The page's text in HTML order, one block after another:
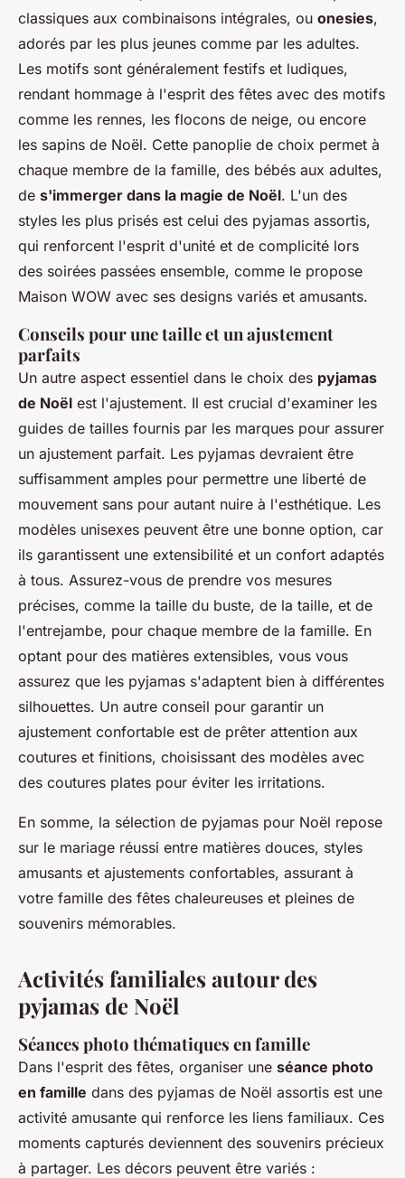
classiques aux combinaisons intégrales, ou onesies,
adorés par les plus jeunes comme par les adultes.
Les motifs sont généralement festifs et ludiques,
rendant hommage à l'esprit des fêtes avec des motifs
comme les rennes, les flocons de neige, ou encore
les sapins de Noël. Cette panoplie de choix permet à
chaque membre de la famille, des bébés aux adultes,
de s'immerger dans la magie de Noël. L'un des
styles les plus prisés est celui des pyjamas assortis,
qui renforcent l'esprit d'unité et de complicité lors
des soirées passées ensemble, comme le propose
Maison WOW avec ses designs variés et amusants.
Conseils pour une taille et un ajustement
parfaits
Un autre aspect essentiel dans le choix des pyjamas
de Noël est l'ajustement. Il est crucial d'examiner les
guides de tailles fournis par les marques pour assurer
un ajustement parfait. Les pyjamas devraient être
suffisamment amples pour permettre une liberté de
mouvement sans pour autant nuire à l'esthétique. Les
modèles unisexes peuvent être une bonne option, car
ils garantissent une extensibilité et un confort adaptés
à tous. Assurez-vous de prendre vos mesures
précises, comme la taille du buste, de la taille, et de
l'entrejambe, pour chaque membre de la famille. En
optant pour des matières extensibles, vous vous
assurez que les pyjamas s'adaptent bien à différentes
silhouettes. Un autre conseil pour garantir un
ajustement confortable est de prêter attention aux
coutures et finitions, choisissant des modèles avec
des coutures plates pour éviter les irritations.
En somme, la sélection de pyjamas pour Noël repose
sur le mariage réussi entre matières douces, styles
amusants et ajustements confortables, assurant à
votre famille des fêtes chaleureuses et pleines de
souvenirs mémorables.
Activités familiales autour des
pyjamas de Noël
Séances photo thématiques en famille
Dans l'esprit des fêtes, organiser une séance photo
en famille dans des pyjamas de Noël assortis est une
activité amusante qui renforce les liens familiaux. Ces
moments capturés deviennent des souvenirs précieux
à partager. Les décors peuvent être variés :